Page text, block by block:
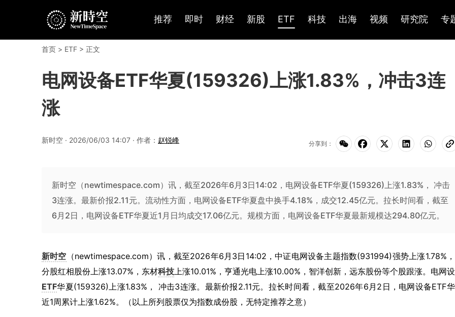
推荐 即时 财经 新股 ETF 科技 出海 视频 研究院 专
首页 > ETF > 正文
电网设备ETF华夏(159326)上涨1.83%，冲击3连
涨
新时空 · 2026/06/03 14:07 · 作者： 赵锐峰 分享到：
新时空（newtimespace.com）讯，截至2026年6月3日14:02，电网设备ETF华夏(159326)上涨1.83%， 冲击
3连涨。最新价报2.11元。流动性方面，电网设备ETF华夏盘中换手4.18%，成交12.45亿元。拉长时间看，截至
6月2日，电网设备ETF华夏近1月日均成交17.06亿元。规模方面，电网设备ETF华夏最新规模达294.80亿元。
新时空 （newtimespace.com）讯，截至2026年6月3日14:02，中证电网设备主题指数(931994)强势上涨1.78%
分股红相股份上涨13.07%，东材科技上涨10.01%，亨通光电上涨10.00%，智洋创新，远东股份等个股跟涨。电网
ETF华夏(159326)上涨1.83%， 冲击3连涨。最新价报2.11元。拉长时间看，截至2026年6月2日，电网设备ETF
近1周累计上涨1.62%。（以上所列股票仅为指数成份股，无特定推荐之意）